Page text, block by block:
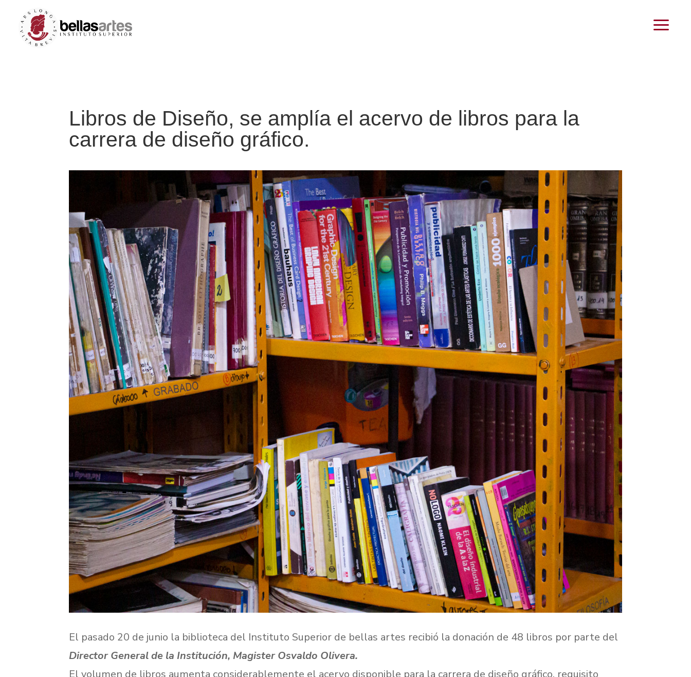
Libros de Diseño, se amplía el acervo de libros para la
carrera de diseño gráfico.
El pasado 20 de junio la biblioteca del Instituto Superior de bellas artes recibió la donación de 48 libros por parte del
Director General de la Institución, Magister Osvaldo Olivera.
El volumen de libros aumenta considerablemente el acervo disponible para la carrera de diseño gráfico, requisito